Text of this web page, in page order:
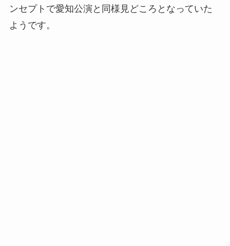
ンセプトで愛知公演と同様見どころとなっていた
ようです。